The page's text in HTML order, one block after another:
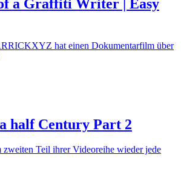
a Graffiti Writer | Easy
hat einen Dokumentarfilm über
half Century Part 2
Teil ihrer Videoreihe wieder jede